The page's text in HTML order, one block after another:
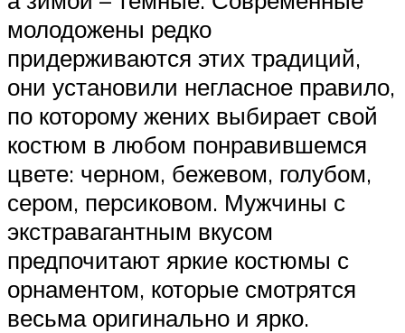
молодожены редко
придерживаются этих традиций,
они установили негласное правило,
по которому жених выбирает свой
костюм в любом понравившемся
цвете: черном, бежевом, голубом,
сером, персиковом. Мужчины с
экстравагантным вкусом
предпочитают яркие костюмы с
орнаментом, которые смотрятся
весьма оригинально и ярко.